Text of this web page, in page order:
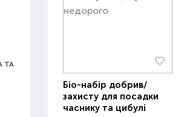
ТА
Біо-набір добрив/
захисту для посадки
часнику та цибулі